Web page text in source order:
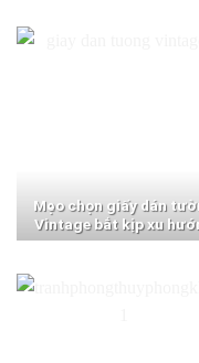
Mẹo chọn giấy dán
Vintage bắt kịp xu